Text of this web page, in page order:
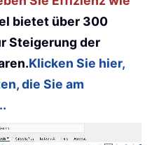
bietet über 300
Steigerung der
Klicken Sie hier,
die Sie am